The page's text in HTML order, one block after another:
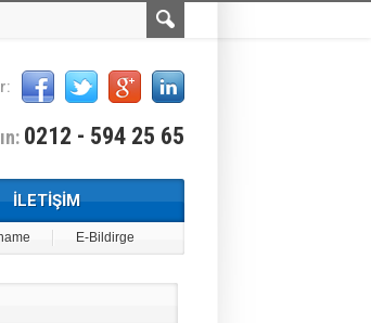
0212 - 594 25 65
İLETİŞİM
E-Bildirge